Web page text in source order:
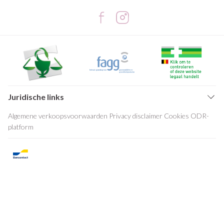
Juridische links
Algemene verkoopsvoorwaarden Privacy disclaimer Cookies ODR-
platform